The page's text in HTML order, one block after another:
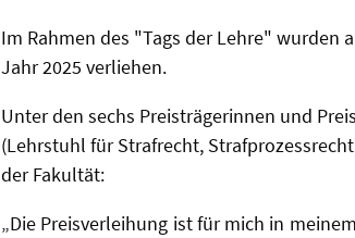
Im Rahmen des "Tags der Lehre" wurden
Jahr 2025 verliehen.
Unter den sechs Preisträgerinnen und
(Lehrstuhl für Strafrecht,
der Fakultät:
„Die Preisverleihung ist für mich in